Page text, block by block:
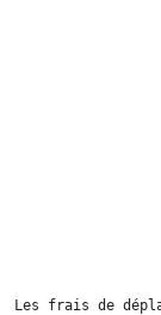
Les frais de